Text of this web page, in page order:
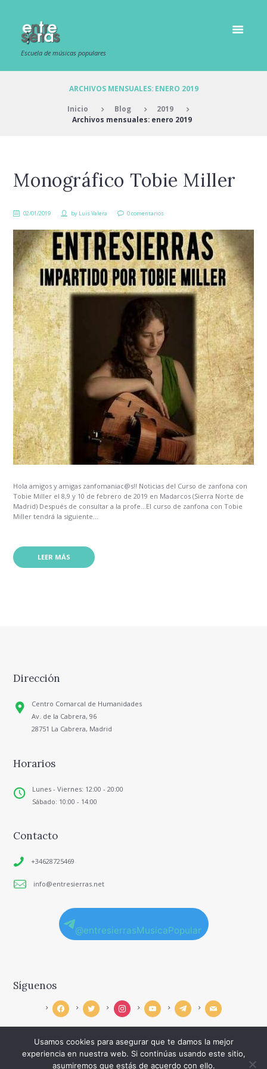
Escuela de músicas populares
ARCHIVOS MENSUALES: ENERO 2019
Inicio Blog
2019
Archivos mensuales: enero 2019
Monográfico Tobie Miller
02/01/2019 by Luis Valera 0 comentarios
Hola amigos y amigas zanfomaniac@s!! Noticias del Curso de zanfona con
Tobie Miller el 8,9 y 10 de febrero de 2019 en Madarcos (Sierra Norte de
Madrid) Después de consultar a la profe…El curso de zanfona con Tobie
Miller tendrá la siguiente...
LEER MÁS
Dirección
Centro Comarcal de Humanidades
Av. de la Cabrera, 96
28751 La Cabrera, Madrid
Horarios
Lunes - Viernes: 12:00 - 20:00
Sábado: 10:00 - 14:00
Contacto
+34628725469
info@entresierras.net
@entresierrasMusicaPopular
Síguenos
facebook twitter instagramyoutube telegram mail
Usamos cookies para asegurar que te damos la mejor
experiencia en nuestra web. Si continúas usando este sitio,
asumiremos que estás de acuerdo con ello.